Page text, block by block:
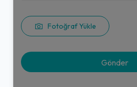
Fotoğraf Yükle